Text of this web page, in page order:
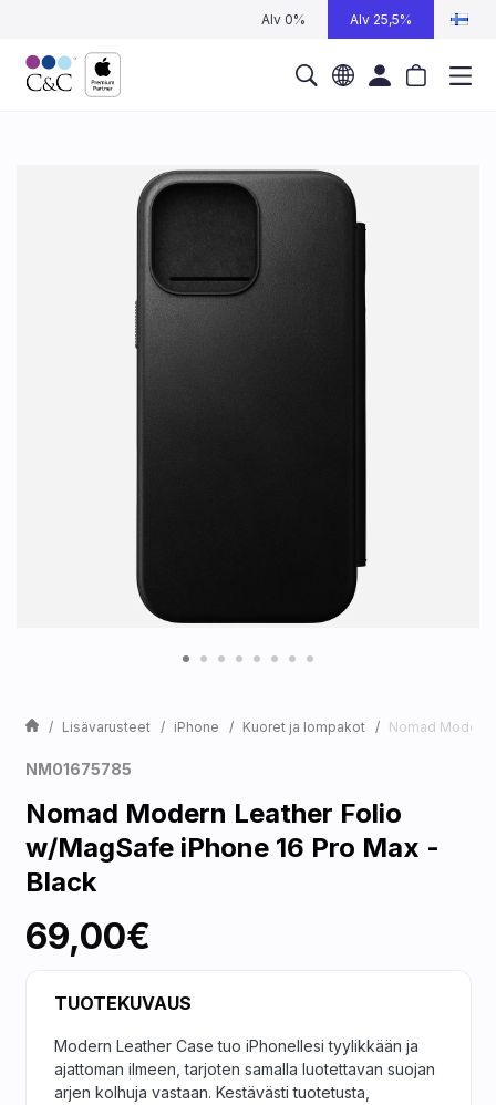
Alv 0% Alv 25,5%
Lisävarusteet iPhone Kuoret ja lompakot Nomad Modern
NM01675785
Nomad Modern Leather Folio
w/MagSafe iPhone 16 Pro Max -
Black
69,00€
TUOTEKUVAUS
Modern Leather Case tuo iPhonellesi tyylikkään ja
ajattoman ilmeen, tarjoten samalla luotettavan suojan
arjen kolhuja vastaan. Kestävästi tuotetusta,